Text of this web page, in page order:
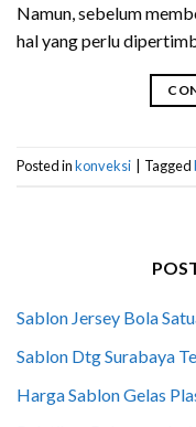
Namun, sebelum
hal yang perlu
Posted inkonveksi Tagged
Sablon Jersey Bola
Sablon Dtg Surabaya
Harga Sablon Gelas